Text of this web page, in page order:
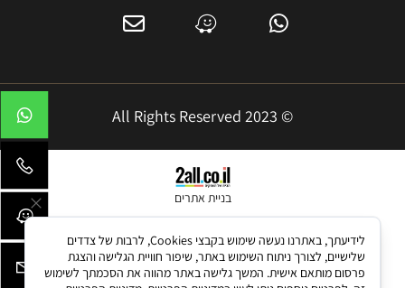
© 2023 All Rights Reserved
בניית אתרים
לידיעתך, באתרנו נעשה שימוש בקבצי Cookies, לרבות של צדדים
שלישיים, לצורך ניתוח השימוש באתר, שיפור חוויית הגלישה והצגת
פרסום מותאם אישית. המשך גלישה באתר מהווה את הסכמתך לשימוש